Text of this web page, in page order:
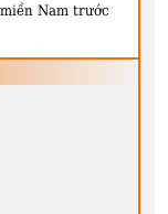
Nam trước